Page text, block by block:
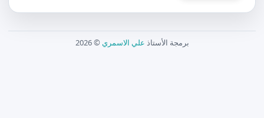
برمجة الأستاذ علي الاسمري © 2026